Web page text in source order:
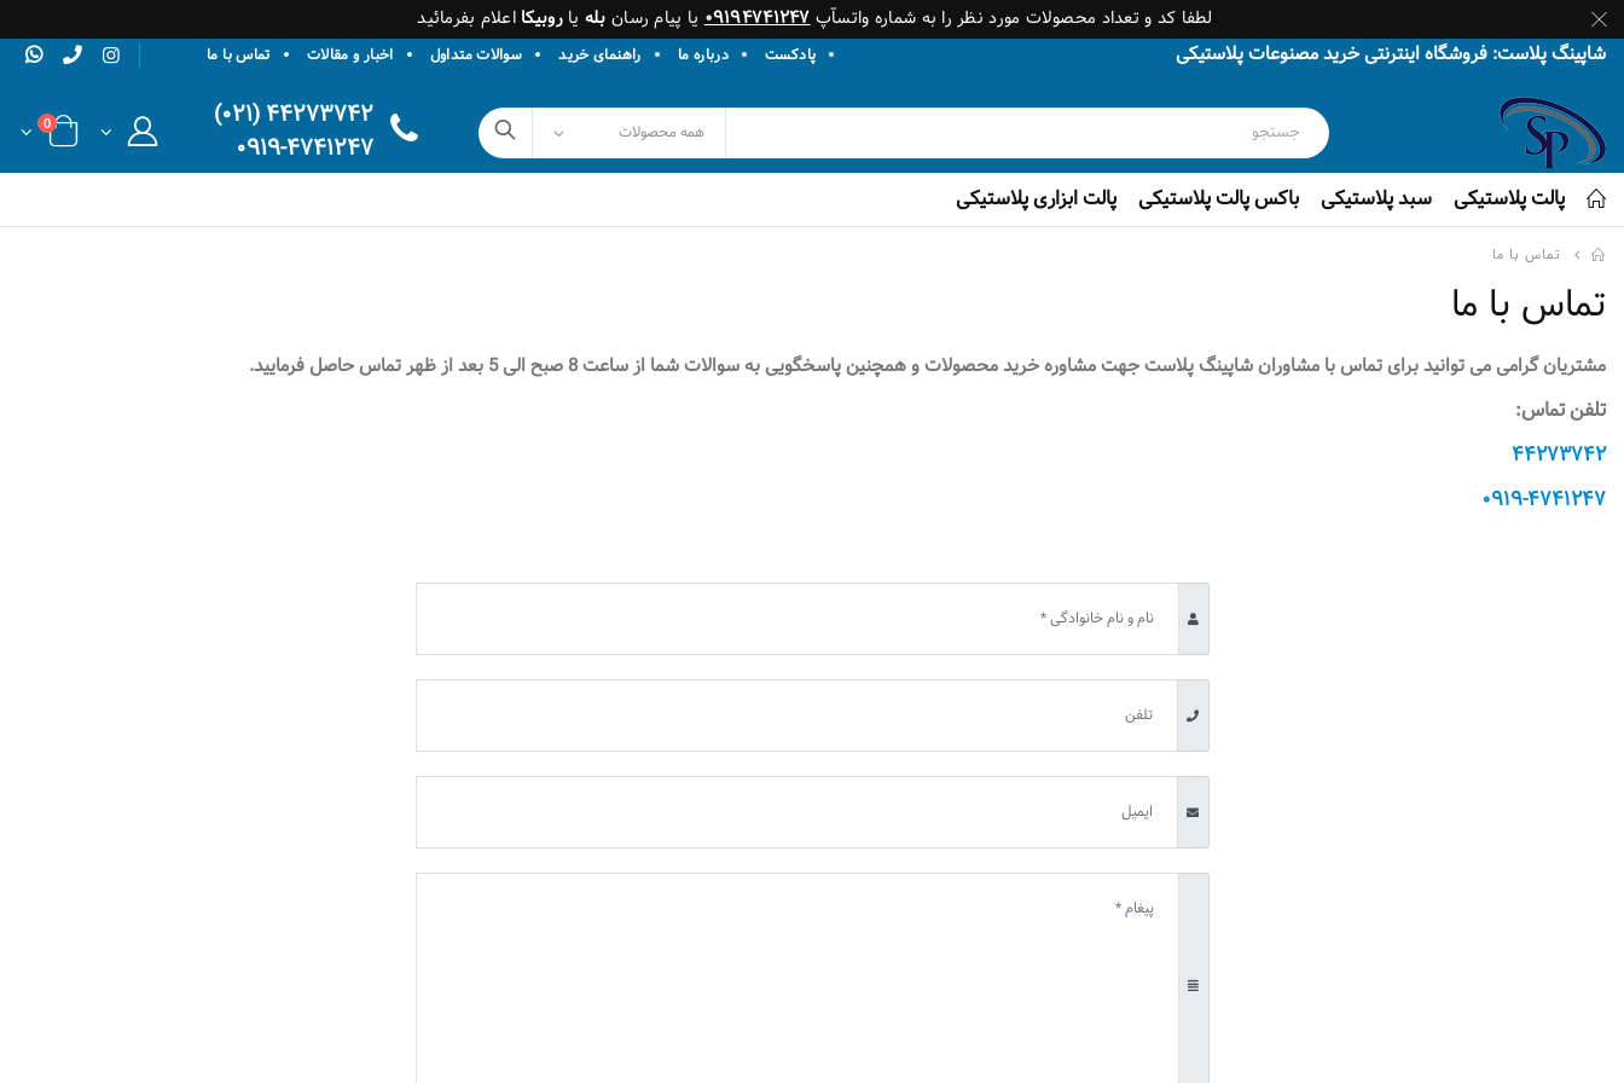
لطفا کد و تعداد محصولات مورد نظر را به شماره واتسآپ۰۹۱۹۴۷۴۱۲۴۷یا پیام رسان بله یاروبیکا اعلام بفرمائید
شاپینگ پلاست: فروشگاه اینترنتی خرید مصنوعات پلاستیکی پادکست درباره ما راهنمای خرید سوالات متداول اخبار و مقالات تماس با ما
۴۴۲۷۳۷۴۲ (۰۲۱)
۰۹۱۹-۴۷۴۱۲۴۷
0
پالت پلاستیکی سبد پلاستیکی باکس پالت پلاستیکی پالت ابزاری پلاستیکی
تماس با ما
تماس با ما
مشتریان گرامی می توانید برای تماس با مشاوران شاپینگ پلاست جهت مشاوره خرید محصولات و همچنین پاسخگویی به سوالات شما از ساعت 8 صبح الی 5 بعد از ظهر تماس حاصل فرمایید.
تلفن تماس:
۴۴۲۷۳۷۴۲
۰۹۱۹-۴۷۴۱۲۴۷